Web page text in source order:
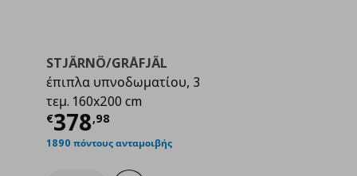
€ 348,98
STJÄRNÖ/GRÅFJÄL
έπιπλα υπνοδωματίου, 3
τεμ. 160x200 cm
€378,98
Τρέχουσα τιμή
1890 πόντους ανταμοιβής